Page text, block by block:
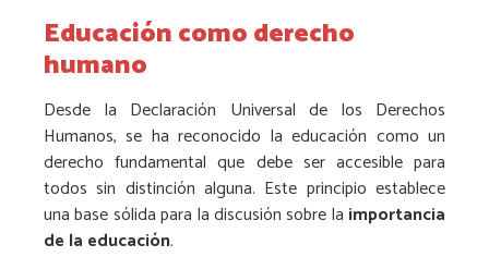
Educación como derecho
humano
Desde la Declaración Universal de los Derechos
Humanos, se ha reconocido la educación como un
derecho fundamental que debe ser accesible para
todos sin distinción alguna. Este principio establece
una base sólida para la discusión sobre la importancia
de la educación.